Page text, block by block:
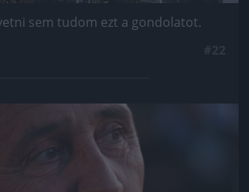
sem tudom ezt a gondolatot.
Jön még kép!